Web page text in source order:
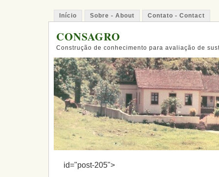
Início Sobre - About Contato - Contact
CONSAGRO
Construção de conhecimento para avaliação de
id="post-205">